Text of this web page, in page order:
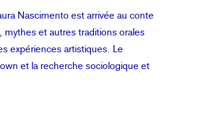
Nascimento est arrivée au conte
mythes et autres traditions orales
expériences artistiques. Le
et la recherche sociologique et